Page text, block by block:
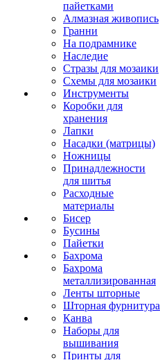
пайетками
Алмазная живопись
Гранни
На подрамнике
Наследие
Стразы для мозаики
Схемы для мозаики
Инструменты
Коробки для
хранения
Лапки
Насадки (матрицы)
Ножницы
Принадлежности
для шитья
Расходные
материалы
Бисер
Бусины
Пайетки
Бахрома
Бахрома
металлизированная
Ленты шторные
Шторная фурнитура
Канва
Наборы для
вышивания
Принты для